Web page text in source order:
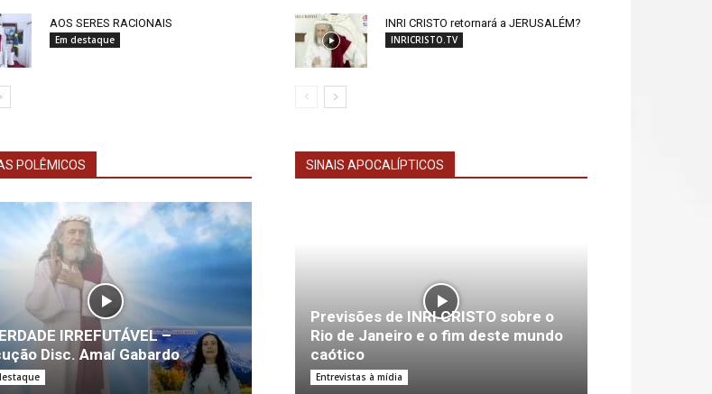
AOS SERES RACIONAIS
Em destaque
INRI CRISTO retornará a JERUSALÉM?
INRICRISTO.TV
POLÊMICOS
IRREFUTÁVEL –
Disc. Amaí Gabardo
SINAIS APOCALÍPTICOS
Previsões de INRI CRISTO sobre o
Rio de Janeiro e o fim deste mundo
caótico
Entrevistas à mídia